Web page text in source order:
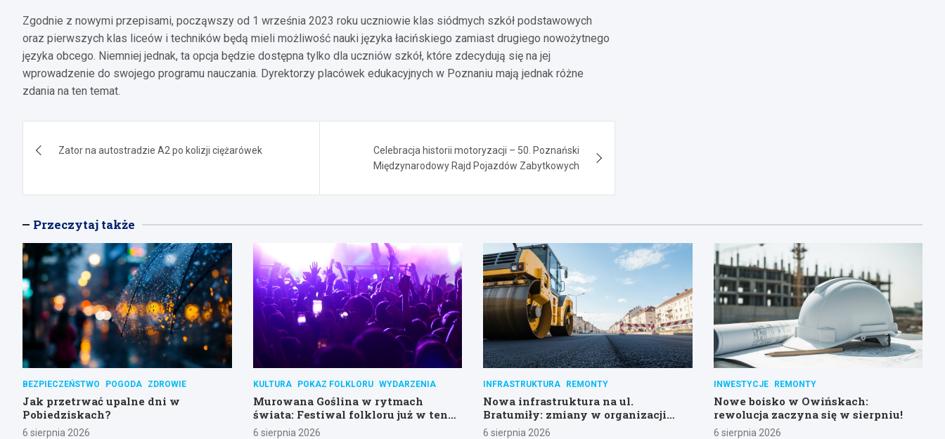
Zgodnie z nowymi przepisami, począwszy od 1 września 2023 roku uczniowie klas siódmych szkół podstawowych
oraz pierwszych klas liceów i techników będą mieli możliwość nauki języka łacińskiego zamiast drugiego nowożytnego
języka obcego. Niemniej jednak, ta opcja będzie dostępna tylko dla uczniów szkół, które zdecydują się na jej
wprowadzenie do swojego programu nauczania. Dyrektorzy placówek edukacyjnych w Poznaniu mają jednak różne
zdania na ten temat.
wpisu
Zator na autostradzie A2 po kolizji ciężarówek
Celebracja historii motoryzacji – 50. Poznański
Międzynarodowy Rajd Pojazdów Zabytkowych
Przeczytaj także
BEZPIECZEŃSTWO POGODA ZDROWIE
Jak przetrwać upalne dni w
Pobiedziskach?
6 sierpnia 2026
KULTURA POKAZ FOLKLORU WYDARZENIA
Murowana Goślina w rytmach
świata: Festiwal folkloru już w ten
weekend!
6 sierpnia 2026
INFRASTRUKTURA REMONTY
Nowa infrastruktura na ul.
Bratumiły: zmiany w organizacji
ruchu i parkingu
6 sierpnia 2026
INWESTYCJE REMONTY
Nowe boisko w Owińskach:
rewolucja zaczyna się w sierpniu!
6 sierpnia 2026